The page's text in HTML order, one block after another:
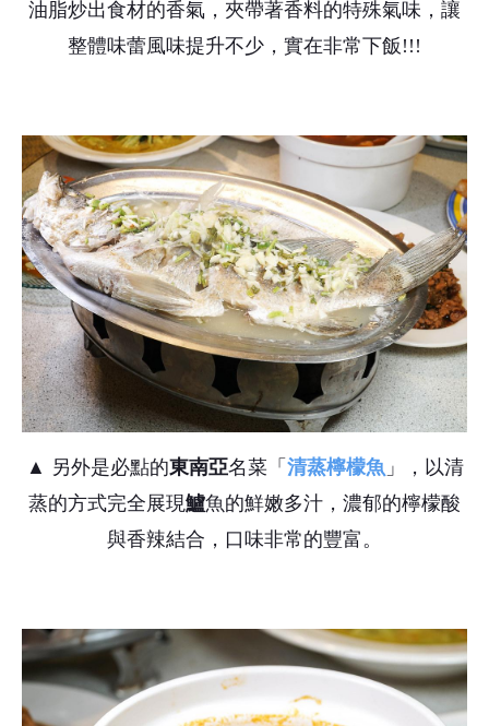
油脂炒出食材的香氣，夾帶著香料的特殊氣味，讓
整體味蕾風味提升不少，實在非常下飯!!!
▲ 另外是必點的東南亞名菜「 清蒸檸檬魚」，以清
蒸的方式完全展現鱸魚的鮮嫩多汁，濃郁的檸檬酸
與香辣結合，口味非常的豐富。